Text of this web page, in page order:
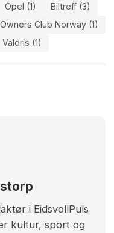
Opel (1)
Biltreff (3)
Club Norway (1)
Valdris (1)
i EidsvollPuls
kultur, sport og